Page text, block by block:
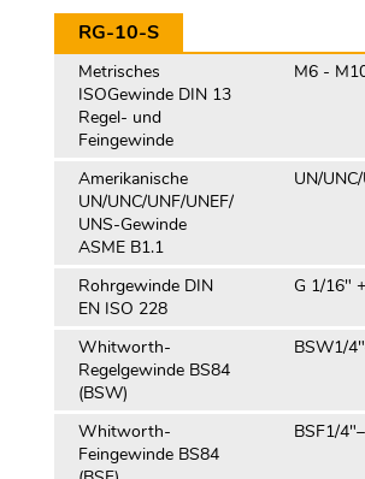
RG-10-S
Metrisches
ISOGewinde DIN 13
Regel- und
Feingewinde
M6 -
Amerikanische
UN/UNC/UNF/UNEF/
UNS-Gewinde
ASME B1.1
UN/
Rohrgewinde DIN
EN ISO 228
G 1/16″
Whitworth-
Regelgewinde BS84
(BSW)
BSW1/
Whitworth-
Feingewinde BS84
BSF1/